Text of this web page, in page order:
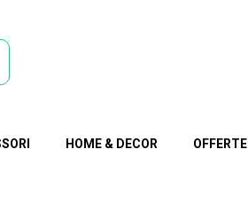
HOME & DECOR OFFERTE